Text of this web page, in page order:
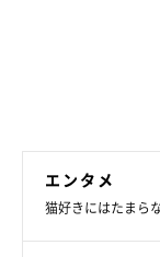
エンタメ
猫好きにはたまら